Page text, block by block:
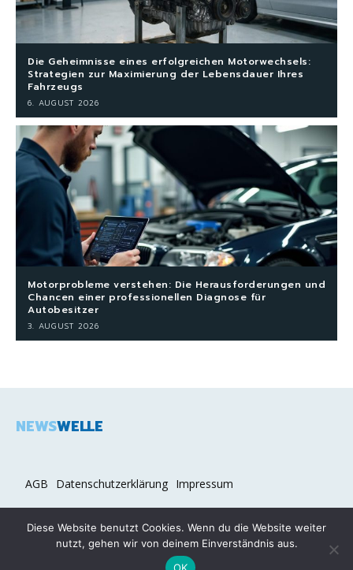
Die Geheimnisse eines erfolgreichen Motorwechsels:
Strategien zur Maximierung der Lebensdauer Ihres
Fahrzeugs
6. AUGUST 2026
Motorprobleme verstehen: Die Herausforderungen und
Chancen einer professionellen Diagnose für
Autobesitzer
3. AUGUST 2026
NEWSWELLE
AGB Datenschutzerklärung Impressum
2026 COPYRIGHT © NEWSWELLE.DE
Diese Website benutzt Cookies. Wenn du die Website weiter
nutzt, gehen wir von deinem Einverständnis aus.
OK